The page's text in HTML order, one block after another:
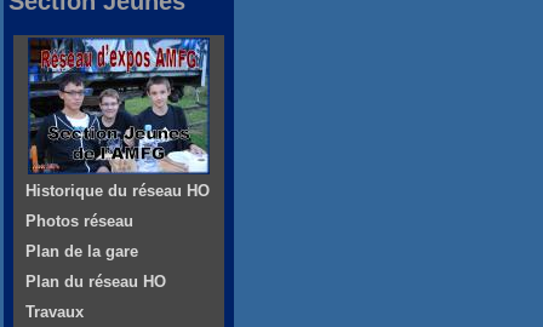
Historique du réseau HO
Photos réseau
Plan de la gare
Plan du réseau HO
Travaux